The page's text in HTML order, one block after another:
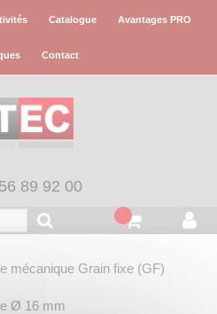
Catalogue Avantages PRO
Contact
89 92 00
mécanique Grain fixe (GF)
Ø 16 mm